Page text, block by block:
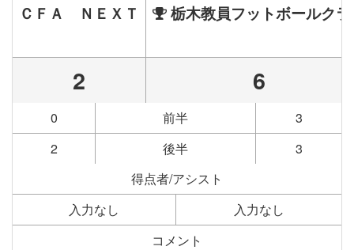
ＣＦＡ ＮＥＸＴ 栃木教員フットボールク
2 6
0 前半
3
2
後半
3
得点者/アシスト
入力なし
入力なし
コメント